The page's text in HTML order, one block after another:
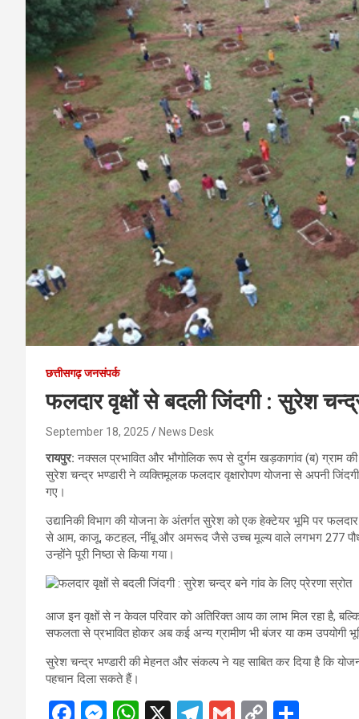
छत्तीसगढ़ जनसंपर्क
फलदार वृक्षों से बदली जिंदगी : सुरेश
September 18, 2025 News Desk
रायपुर:नक्सल प्रभावित और भौगोलिक रूप से दुर्गम खड़कागांव (ब) ग्राम
सुरेश चन्द्र भण्डारी ने व्यक्तिमूलक फलदार वृक्षारोपण योजना से अपनी
गए।
उद्यानिकी विभाग की योजना के अंतर्गत सुरेश को एक हेक्टेयर भूमि पर
से आम, काजू, कटहल, नींबू और अमरूद जैसे उच्च मूल्य वाले लगभग 277 पौधों
उन्होंने पूरी निष्ठा से किया गया।
आज इन वृक्षों से न केवल परिवार को अतिरिक्त आय का लाभ मिल रहा है,
सफलता से प्रभावित होकर अब कई अन्य ग्रामीण भी बंजर या कम उपयोगी
सुरेश चन्द्र भण्डारी की मेहनत और संकल्प ने यह साबित कर दिया है कि
पहचान दिला सकते हैं।